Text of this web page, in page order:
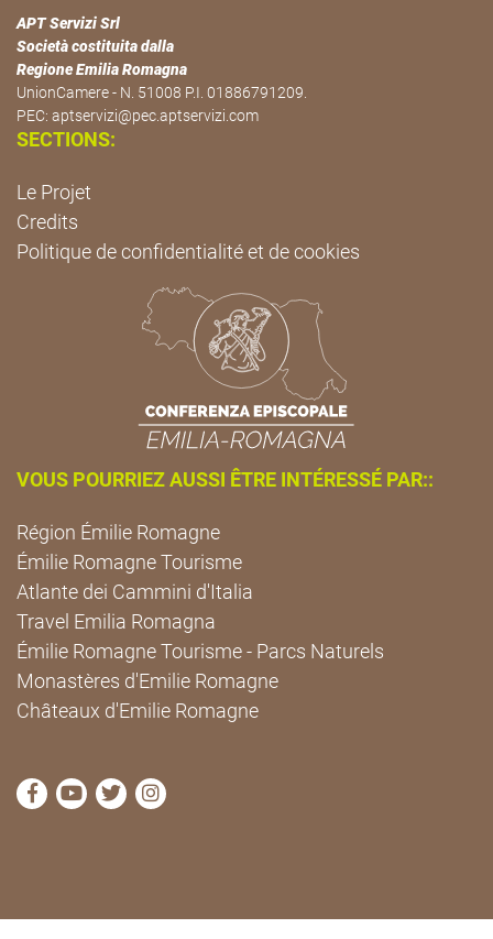
APT Servizi Srl
Società costituita dalla
Regione Emilia Romagna
UnionCamere - N. 51008 P.I. 01886791209.
PEC: aptservizi@pec.aptservizi.com
SECTIONS:
Le Projet
Credits
Politique de confidentialité et de cookies
VOUS POURRIEZ AUSSI ÊTRE INTÉRESSÉ PAR::
Région Émilie Romagne
Émilie Romagne Tourisme
Atlante dei Cammini d'Italia
Travel Emilia Romagna
Émilie Romagne Tourisme - Parcs Naturels
Monastères d'Emilie Romagne
Châteaux d'Emilie Romagne
Visitez la page Facebook de Cammini Emilia-
Visitez la page YouTube de Cammini Emilia-
Visitez la page Twitter de Cammini Emilia-
Visitez la page Instagram de Cammini